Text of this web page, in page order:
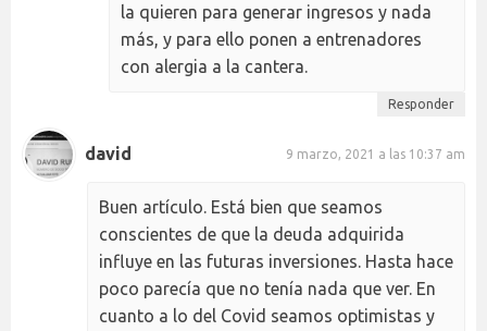
la quieren para generar ingresos y nada
más, y para ello ponen a entrenadores
con alergia a la cantera.
Responder
david 9 marzo, 2021 a las 10:37 am
Buen artículo. Está bien que seamos
conscientes de que la deuda adquirida
influye en las futuras inversiones. Hasta hace
poco parecía que no tenía nada que ver. En
cuanto a lo del Covid seamos optimistas y